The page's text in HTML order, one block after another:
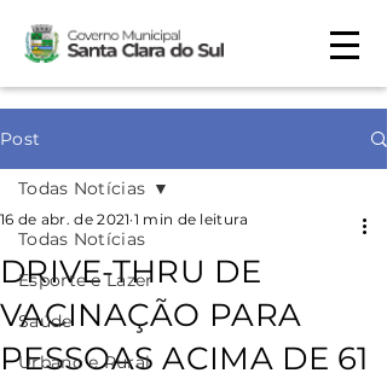
Post
Todas Notícias
Esporte e Lazer
Saúde
Urbano e Rural
Todas Notícias
DRIVE-THRU DE
VACINAÇÃO PARA
PESSOAS ACIMA DE 61
16 de abr. de 2021 1 min de leitura